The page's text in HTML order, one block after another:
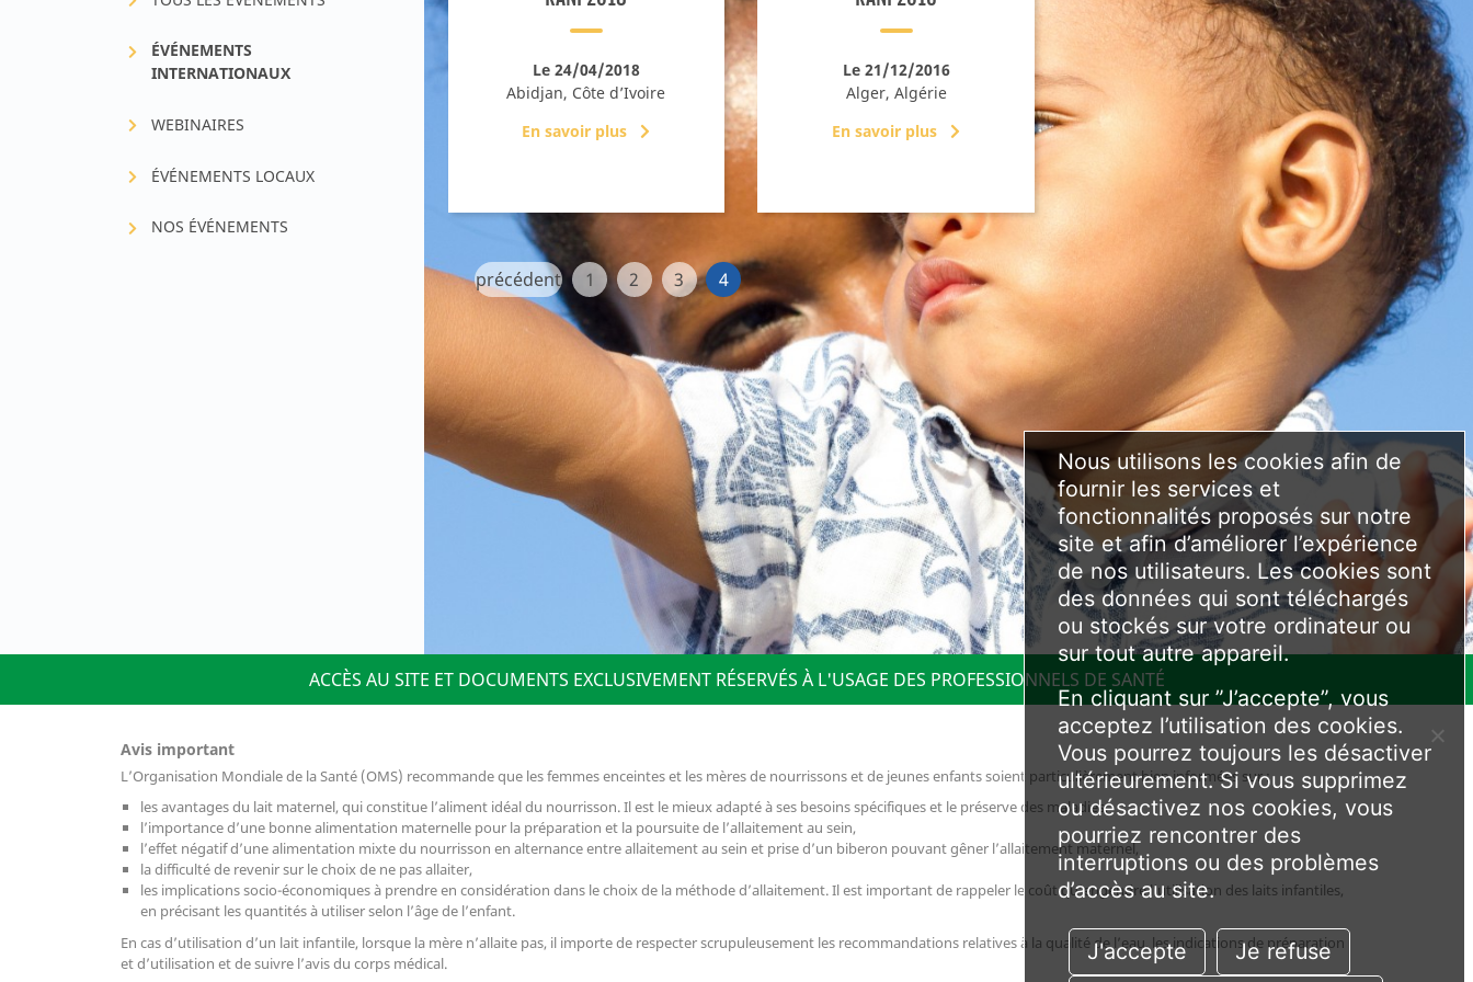
engagements !
Les étapes clés de fabrication de nos
laits infantiles
ÉVÉNEMENTS
INTERNATIONAUX
WEBINAIRES
ÉVÉNEMENTS LOCAUX
NOS ÉVÉNEMENTS
Le 24/04/2018
Abidjan, Côte d’Ivoire
En savoir plus
Le 21/12/2016
Alger, Algérie
En savoir plus
précédent 1 2 3 4
ACCÈS AU SITE ET DOCUMENTS EXCLUSIVEMENT RÉSERVÉS À L'USAGE DES PROFESSIONNELS DE SANTÉ
Avis important
L’Organisation Mondiale de la Santé (OMS) recommande que les femmes enceintes et les mères de nourrissons et de jeunes enfants soient particulièrement bien informées sur :
les avantages du lait maternel, qui constitue l’aliment idéal du nourrisson. Il est le mieux adapté à ses besoins spécifiques et le préserve des maladies,
l’importance d’une bonne alimentation maternelle pour la préparation et la poursuite de l’allaitement au sein,
l’effet négatif d’une alimentation mixte du nourrisson en alternance entre allaitement au sein et prise d’un biberon pouvant gêner l’allaitement maternel,
la difficulté de revenir sur le choix de ne pas allaiter,
les implications socio-économiques à prendre en considération dans le choix de la méthode d’allaitement. Il est important de rappeler le coût qu’engendre l’utilisation des laits infantiles,
en précisant les quantités à utiliser selon l’âge de l’enfant.
En cas d’utilisation d’un lait infantile, lorsque la mère n’allaite pas, il importe de respecter scrupuleusement les recommandations relatives à la qualité de l’eau, les indications de préparation
et d’utilisation et de suivre l’avis du corps médical.
Nous utilisons les cookies afin de
fournir les services et
fonctionnalités proposés sur notre
site et afin d’améliorer l’expérience
de nos utilisateurs. Les cookies sont
des données qui sont téléchargés
ou stockés sur votre ordinateur ou
sur tout autre appareil.
En cliquant sur ”J’accepte”, vous
acceptez l’utilisation des cookies.
Vous pourrez toujours les désactiver
ultérieurement. Si vous supprimez
ou désactivez nos cookies, vous
pourriez rencontrer des
interruptions ou des problèmes
d’accès au site.
J'accepte Je refuse